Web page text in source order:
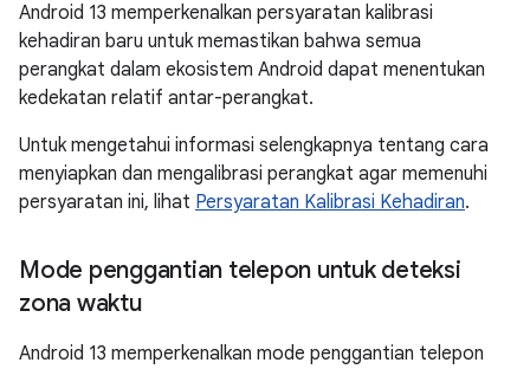
Android 13 memperkenalkan persyaratan kalibrasi
kehadiran baru untuk memastikan bahwa semua
perangkat dalam ekosistem Android dapat menentukan
kedekatan relatif antar-perangkat.
Untuk mengetahui informasi selengkapnya tentang cara
menyiapkan dan mengalibrasi perangkat agar memenuhi
persyaratan ini, lihat Persyaratan Kalibrasi Kehadiran.
Mode penggantian telepon untuk deteksi
zona waktu
Android 13 memperkenalkan mode penggantian telepon